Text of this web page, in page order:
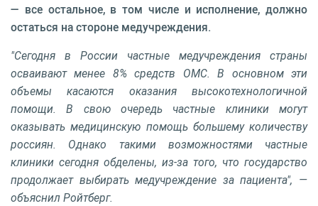
— все остальное, в том числе и исполнение, должно
остаться на стороне медучреждения.
"Сегодня в России частные медучреждения страны
осваивают менее 8% средств ОМС. В основном эти
объемы касаются оказания высокотехнологичной
помощи. В свою очередь частные клиники могут
оказывать медицинскую помощь большему количеству
россиян. Однако такими возможностями частные
клиники сегодня обделены, из-за того, что государство
продолжает выбирать медучреждение за пациента", —
объяснил Ройтберг.